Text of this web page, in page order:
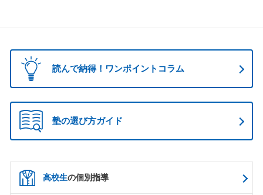
読んで納得！ワンポイントコラム
塾の選び方ガイド
高校生の個別指導